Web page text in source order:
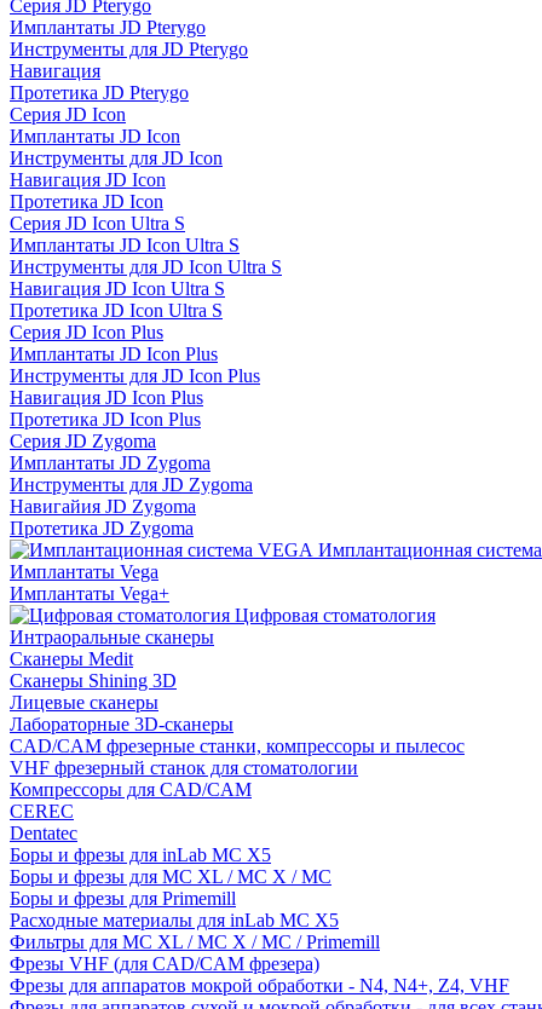
Серия JD Pterygo
Имплантаты JD Pterygo
Инструменты для JD Pterygo
Навигация
Протетика JD Pterygo
Серия JD Icon
Имплантаты JD Icon
Инструменты для JD Icon
Навигация JD Icon
Протетика JD Icon
Серия JD Icon Ultra S
Имплантаты JD Icon Ultra S
Инструменты для JD Icon Ultra S
Навигация JD Icon Ultra S
Протетика JD Icon Ultra S
Серия JD Icon Plus
Имплантаты JD Icon Plus
Инструменты для JD Icon Plus
Навигация JD Icon Plus
Протетика JD Icon Plus
Серия JD Zygoma
Имплантаты JD Zygoma
Инструменты для JD Zygoma
Навигайия JD Zygoma
Протетика JD Zygoma
Имплантационная
Имплантаты Vega
Имплантаты Vega+
Цифровая стоматология
Интраоральные сканеры
Сканеры Medit
Сканеры Shining 3D
Лицевые сканеры
Лабораторные 3D-сканеры
CAD/CAM фрезерные станки, компрессоры и пылесос
VHF фрезерный станок для стоматологии
Компрессоры для CAD/CAM
CEREC
Dentatec
Боры и фрезы для inLab MC X5
Боры и фрезы для MC XL / MC X / MC
Боры и фрезы для Primemill
Расходные материалы для inLab MC X5
Фильтры для MC XL / MC X / MC / Primemill
Фрезы VHF (для CAD/CAM фрезера)
Фрезы для аппаратов мокрой обработки - N4, N4+, Z4, VHF